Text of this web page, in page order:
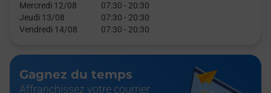
Mercredi 12/08
07:30 - 20:30
Jeudi 13/08
07:30 - 20:30
Vendredi 14/08
07:30 - 20:30
Gagnez du temps
Affranchissez votre courrier